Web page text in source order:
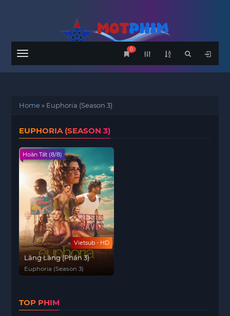
Menu
0
Home» Euphoria (Season 3)
EUPHORIA (SEASON 3)
Vietsub - HD
Hoàn Tất (8/8)
Lâng Lâng (Phần 3)
Euphoria (Season 3)
TOP PHIM